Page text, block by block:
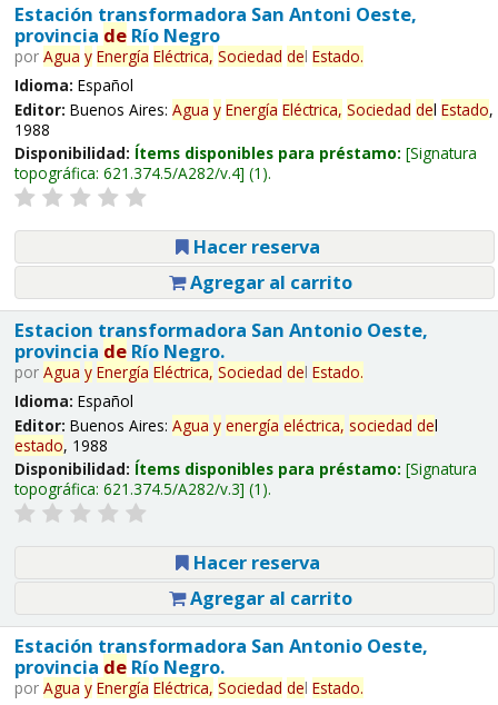
Estación transformadora San Antoni Oeste,
provincia deRío Negro
por Agua y Energía Eléctrica, Sociedad del Estado.
Idioma: Español
Editor: Buenos Aires: Agua y Energía Eléctrica, Sociedad del Estado,
1988
Disponibilidad: Ítems disponibles para préstamo: Signatura
topográfica: 621.374.5/A282/v.4 (1).
Hacer reserva
Agregar al carrito
Estacion transformadora San Antonio Oeste,
provincia deRío Negro.
por Agua y Energía Eléctrica, Sociedad del Estado.
Idioma: Español
Editor: Buenos Aires: Agua y energía eléctrica, sociedad del
estado, 1988
Disponibilidad: Ítems disponibles para préstamo: Signatura
topográfica: 621.374.5/A282/v.3 (1).
Hacer reserva
Agregar al carrito
Estación transformadora San Antonio Oeste,
provincia deRío Negro.
por Agua y Energía Eléctrica, Sociedad del Estado.